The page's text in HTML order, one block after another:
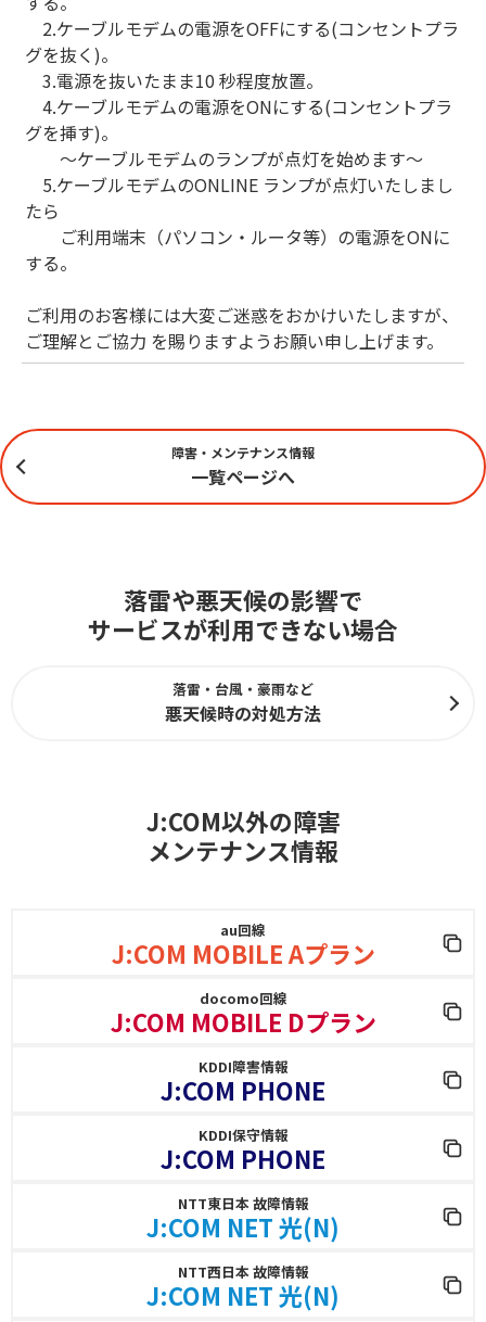
2.ケーブルモデムの電源をOFFにする(コンセントプラ
グを抜く)。
3.電源を抜いたまま10 秒程度放置。
4.ケーブルモデムの電源をONにする(コンセントプラ
グを挿す)。
～ケーブルモデムのランプが点灯を始めます～
5.ケーブルモデムのONLINE ランプが点灯いたしまし
たら
ご利用端末（パソコン・ルータ等）の電源をONに
する。
ご利用のお客様には大変ご迷惑をおかけいたしますが、
ご理解とご協力 を賜りますようお願い申し上げます。
障害・メンテナンス情報
一覧ページへ
落雷や悪天候の影響で
サービスが利用できない場合
落雷・台風・豪雨など
悪天候時の対処方法
J:COM以外の障害
メンテナンス情報
au回線
J:COM MOBILE Aプラン
docomo回線
J:COM MOBILE Dプラン
KDDI障害情報
J:COM PHONE
KDDI保守情報
J:COM PHONE
NTT東日本 故障情報
J:COM NET 光(N)
NTT西日本 故障情報
J:COM NET 光(N)